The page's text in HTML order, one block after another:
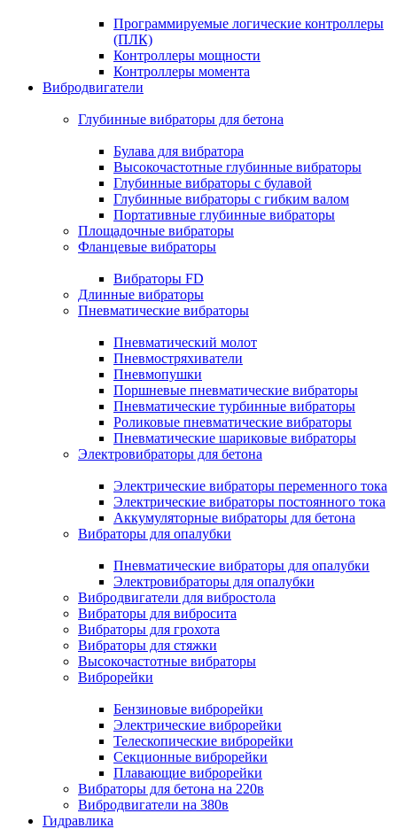
Программируемые логические контроллеры
(ПЛК)
Контроллеры мощности
Контроллеры момента
Вибродвигатели
Глубинные вибраторы для бетона
Булава для вибратора
Высокочастотные глубинные вибраторы
Глубинные вибраторы с булавой
Глубинные вибраторы с гибким валом
Портативные глубинные вибраторы
Площадочные вибраторы
Фланцевые вибраторы
Вибраторы FD
Длинные вибраторы
Пневматические вибраторы
Пневматический молот
Пневмостряхиватели
Пневмопушки
Поршневые пневматические вибраторы
Пневматические турбинные вибраторы
Роликовые пневматические вибраторы
Пневматические шариковые вибраторы
Электровибраторы для бетона
Электрические вибраторы переменного тока
Электрические вибраторы постоянного тока
Аккумуляторные вибраторы для бетона
Вибраторы для опалубки
Пневматические вибраторы для опалубки
Электровибраторы для опалубки
Вибродвигатели для вибростола
Вибраторы для вибросита
Вибраторы для грохота
Вибраторы для стяжки
Высокочастотные вибраторы
Виброрейки
Бензиновые виброрейки
Электрические виброрейки
Телескопические виброрейки
Секционные виброрейки
Плавающие виброрейки
Вибраторы для бетона на 220в
Вибродвигатели на 380в
Гидравлика